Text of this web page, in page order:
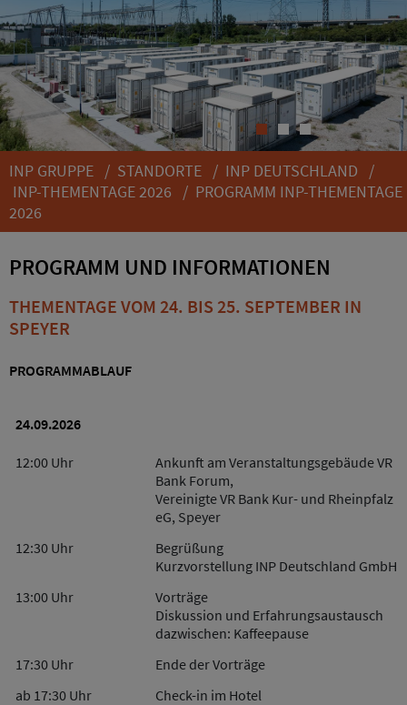
1 2 3
INP GRUPPE / STANDORTE / INP DEUTSCHLAND /
INP-THEMENTAGE 2026 / PROGRAMM INP-THEMENTAGE
2026
PROGRAMM UND INFORMATIONEN
THEMENTAGE VOM 24. BIS 25. SEPTEMBER IN
SPEYER
PROGRAMMABLAUF
24.09.2026
12:00 Uhr
Ankunft am Veranstaltungsgebäude VR
Bank Forum,
Vereinigte VR Bank Kur- und Rheinpfalz
eG, Speyer
12:30 Uhr
Begrüßung
Kurzvorstellung INP Deutschland GmbH
13:00 Uhr
Vorträge
Diskussion und Erfahrungsaustausch
dazwischen: Kaffeepause
17:30 Uhr
Ende der Vorträge
ab 17:30 Uhr
Check-in im Hotel